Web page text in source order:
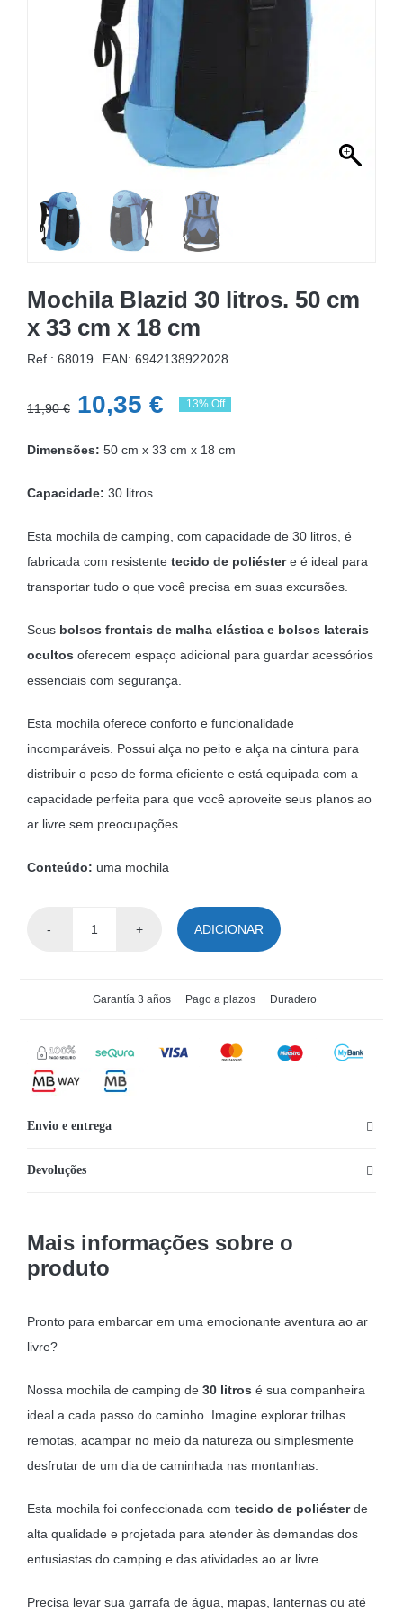
MOBILIÁRIO INSUFLÁVEL
CAMPISMO
ACESSÓRIOS PARA PISCINAS
PEÇAS DE SUBSTITUIÇÃO PARA PISCINAS
PEÇAS DE SUBSTITUIÇÃO PARA SPA
Mochila Blazid 30 litros. 50 cm
x 33 cm x 18 cm
Ref.: 68019 EAN: 6942138922028
11,90€ O
original
era:
10,35 €O
atual
13% Off
Dimensões: 50 cm x 33 cm x 18 cm
Capacidade: 30 litros
Esta mochila de camping, com capacidade de 30 litros, é
fabricada com resistente tecido de poliéstere é ideal para
transportar tudo o que você precisa em suas excursões.
Seus bolsos frontais de malha elástica e bolsos laterais
ocultos oferecem espaço adicional para guardar acessórios
essenciais com segurança.
Esta mochila oferece conforto e funcionalidade
incomparáveis. Possui alça no peito e alça na cintura para
distribuir o peso de forma eficiente e está equipada com a
capacidade perfeita para que você aproveite seus planos ao
ar livre sem preocupações.
Conteúdo: uma mochila
Mochila
50
18
cm
ADICIONAR
Garantía 3 años Pago a plazos Duradero
Envio e entrega
Devoluções
Mais informações sobre o
produto
Pronto para embarcar em uma emocionante aventura ao ar
livre?
Nossa mochila de camping de 30 litros é sua companheira
ideal a cada passo do caminho. Imagine explorar trilhas
remotas, acampar no meio da natureza ou simplesmente
desfrutar de um dia de caminhada nas montanhas.
Esta mochila foi confeccionada com tecido de poliésterde
alta qualidade e projetada para atender às demandas dos
entusiastas do camping e das atividades ao ar livre.
Precisa levar sua garrafa de água, mapas, lanternas ou até